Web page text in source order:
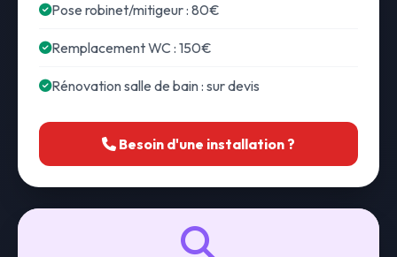
Pose robinet/mitigeur : 80€
Remplacement WC : 150€
Rénovation salle de bain : sur devis
Besoin d'une installation ?